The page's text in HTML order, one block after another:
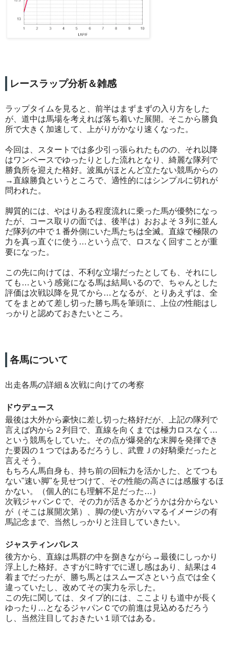
レースラップ分析＆雑感
ラップタイムを見ると、前半はまずまずの入り方をした
が、道中は馬場を考えれば落ち着いた展開。そこから勝負
所で大きく加速して、上がりがかなり速くなった。
今回は、スタートでは多少引っ張られたものの、それ以降
はワンペースでゆったりとした流れとなり、綺麗な隊列で
勝負所を迎えた格好。波風がほとんど立たない競馬からの
→直線勝負というところで、適性的にはシンプルに切れが
問われた。
脚質的には、やはりある程度流れに乗った馬が優勢になっ
たが、コース取りの面では、後半は）おおよそ３列に並ん
だ隊列の中で１番外側にいた馬たちは全滅。直線で極限の
力を真っ直ぐに使う…という点で、ロスなく回すことが重
要になった。
この先に向けては、不利な立場だったとしても、それにし
ても…という感覚になる馬は結局いるので、ちゃんとした
評価は次戦以降を見てから…となるが、とりあえずは、全
てをまとめて差し切った勝ち馬を筆頭に、上位の性能はし
っかりと認めておきたいところ。
各馬について
出走各馬の詳細＆次戦に向けての考察
ドウデュース
最後は大外から豪快に差し切った格好だが、上記の隊列で
言えば内から２列目で、直線を向くまでは極力ロスなく…
という競馬をしていた。その点が爆発的な末脚を発揮でき
た要因の１つではあるだろうし、武豊Ｊの好騎乗だったと
言えそう。
もちろん馬自身も、持ち前の回転力を活かした、とてつも
ない"速い脚"を見せつけて、その性能の高さには感服するほ
かない。（個人的にも理解不足だった…）
次戦ジャパンＣで、その力が活きるかどうかは分からない
が（そこは展開次第）、脚の使い方がハマるイメージの有
馬記念まで、当然しっかりと注目していきたい。
ジャスティンパレス
後方から、直線は馬群の中を捌きながら→最後にしっかり
浮上した格好。さすがに時すでに遅し感はあり、結果は４
着までだったが、勝ち馬とはスムーズさという点では全く
違っていたし、改めてその実力を示した。
この先に関しては、タイプ的には、ここよりも道中が長く
ゆったり…となるジャパンＣでの前進は見込めるだろう
し、当然注目しておきたい１頭ではある。